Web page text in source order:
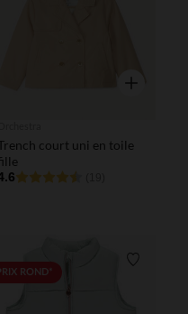
Aperçu
court uni en toile
ROND*